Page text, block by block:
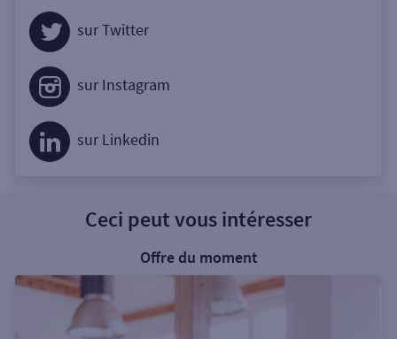
sur Twitter
sur Instagram
sur Linkedin
Ceci peut vous intéresser
Offre du moment